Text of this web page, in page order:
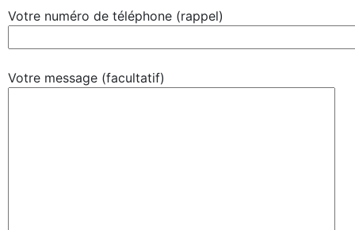
Votre numéro de téléphone (rappel)
Votre message (facultatif)